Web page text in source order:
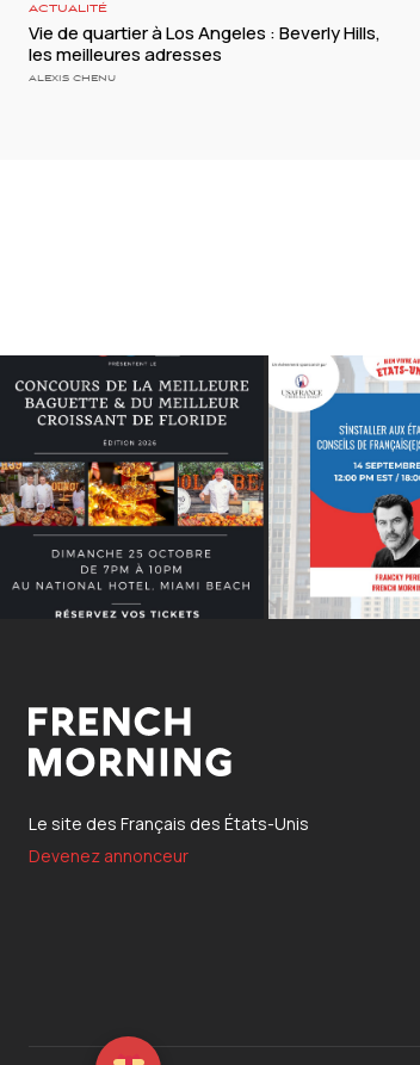
ACTUALITÉ
Vie de quartier à Los Angeles : Beverly Hills,
les meilleures adresses
ALEXIS CHENU
Le site des Français des États-Unis
Devenez annonceur